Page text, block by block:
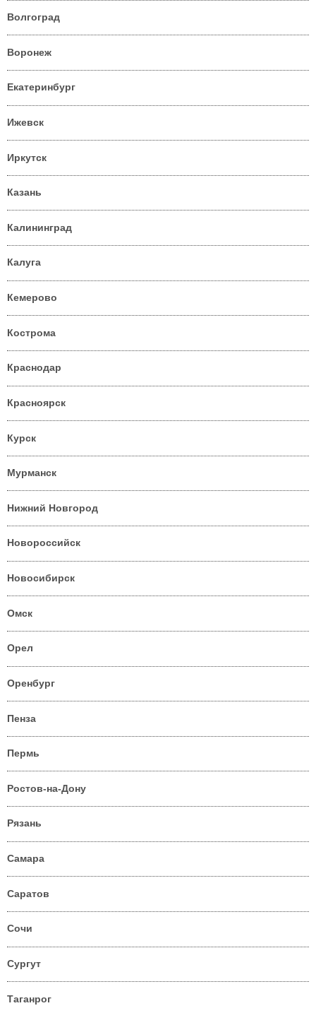
Волгоград
Воронеж
Екатеринбург
Ижевск
Иркутск
Казань
Калининград
Калуга
Кемерово
Кострома
Краснодар
Красноярск
Курск
Мурманск
Нижний Новгород
Новороссийск
Новосибирск
Омск
Орел
Оренбург
Пенза
Пермь
Ростов-на-Дону
Рязань
Самара
Саратов
Сочи
Сургут
Таганрог